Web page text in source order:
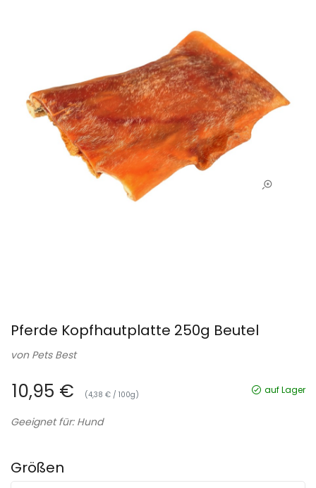
Pferde Kopfhautplatte 250g Beutel
von Pets Best
10,95 € (4,38 € / 100g) auf Lager
Geeignet für: Hund
Größen